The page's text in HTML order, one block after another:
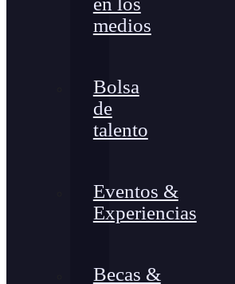
medios
Bolsa
de
talento
Eventos &
Experiencias
Becas &